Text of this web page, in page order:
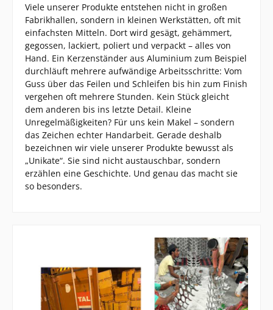
Viele unserer Produkte entstehen nicht in großen
Fabrikhallen, sondern in kleinen Werkstätten, oft mit
einfachsten Mitteln. Dort wird gesägt, gehämmert,
gegossen, lackiert, poliert und verpackt – alles von
Hand. Ein Kerzenständer aus Aluminium zum Beispiel
durchläuft mehrere aufwändige Arbeitsschritte: Vom
Guss über das Feilen und Schleifen bis hin zum Finish
vergehen oft mehrere Stunden. Kein Stück gleicht
dem anderen bis ins letzte Detail. Kleine
Unregelmäßigkeiten? Für uns kein Makel – sondern
das Zeichen echter Handarbeit. Gerade deshalb
bezeichnen wir viele unserer Produkte bewusst als
„Unikate“. Sie sind nicht austauschbar, sondern
erzählen eine Geschichte. Und genau das macht sie
so besonders.